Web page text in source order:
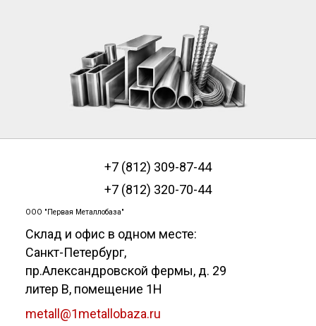
+7 (812) 309-87-44
+7 (812) 320-70-44
ООО "Первая Металлобаза"
Склад и офис в одном месте:
Санкт-Петербург,
пр.Александровской фермы, д. 29
литер В, помещение 1Н
metall@1metallobaza.ru